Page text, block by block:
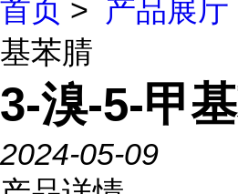
首页 > 产品展厅
基苯腈
3-溴-5-甲
2024-05-09